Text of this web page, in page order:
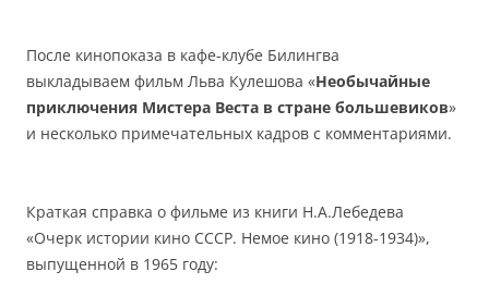
После кинопоказа в кафе-клубе Билингва
выкладываем фильм Льва Кулешова «Необычайные
приключения Мистера Веста в стране большевиков»
и несколько примечательных кадров с комментариями.
Краткая справка о фильме из книги Н.А.Лебедева
«Очерк истории кино СССР. Немое кино (1918-1934)»,
выпущенной в 1965 году: